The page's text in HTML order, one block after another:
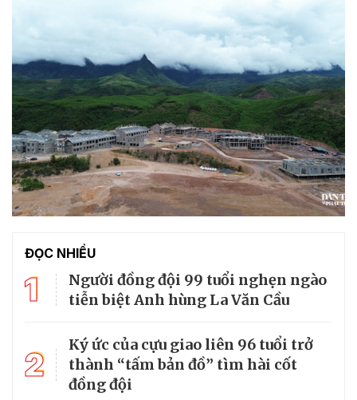
ĐỌC NHIỀU
1
Người đồng đội 99 tuổi nghẹn ngào
tiễn biệt Anh hùng La Văn Cầu
2
Ký ức của cựu giao liên 96 tuổi trở
thành “tấm bản đồ” tìm hài cốt
đồng đội